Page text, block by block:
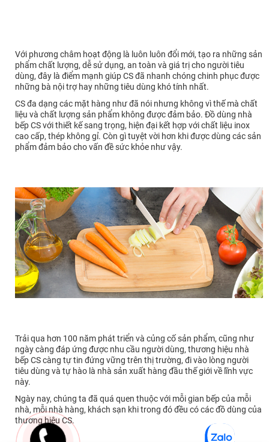
Với phương châm hoạt động là luôn luôn đổi mới, tạo ra những sản
phẩm chất lượng, dễ sử dụng, an toàn và giá trị cho người tiêu
dùng, đây là điểm mạnh giúp CS đã nhanh chóng chinh phục được
những bà nội trợ hay những tiêu dùng khó tính nhất.
CS đa dạng các mặt hàng như đã nói nhưng không vì thế mà chất
liệu và chất lượng sản phẩm không được đảm bảo. Đồ dùng nhà
bếp CS với thiết kế sang trọng, hiện đại kết hợp với chất liệu inox
cao cấp, thép không gỉ. Còn gì tuyệt vời hơn khi được dùng các sản
phẩm đảm bảo cho vấn đề sức khỏe như vậy.
Trải qua hơn 100 năm phát triển và củng cố sản phẩm, cũng như
ngày càng đáp ứng được nhu cầu người dùng, thương hiệu nhà
bếp CS càng tự tin đứng vững trên thị trường, đi vào lòng người
tiêu dùng và tự hào là nhà sản xuất hàng đầu thế giới về lĩnh vực
này.
Ngày nay, chúng ta đã quá quen thuộc với mỗi gian bếp của mỗi
nhà, mỗi nhà hàng, khách sạn khi trong đó đều có các đồ dùng của
thương hiệu CS.